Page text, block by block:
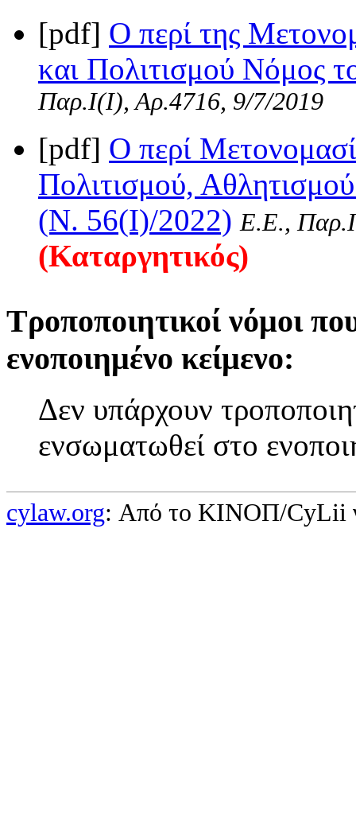
[pdf] Ο περί της
και Πολιτισμού Νόμος
Παρ.Ι(I), Αρ.4716, 9/7/2019
[pdf] Ο περί
Πολιτισμού,
(Ν. 56(I)/2022) Ε.Ε.,
(Καταργητικός)
Τροποποιητικοί νόμοι
ενοποιημένο κείμενο:
Δεν υπάρχουν
ενσωματωθεί στο
cylaw.org: Από το ΚΙΝOΠ/CyLii